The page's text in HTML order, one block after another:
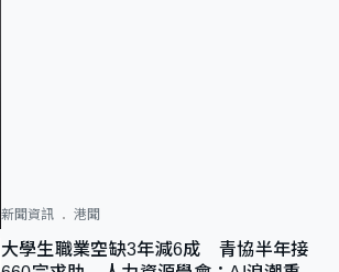
新聞資訊 港聞
大學生職業空缺3年減6成 青協半年接